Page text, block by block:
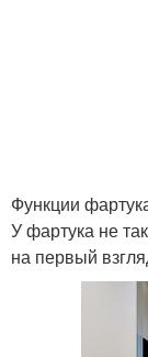
Функции
У фартука не
на первый